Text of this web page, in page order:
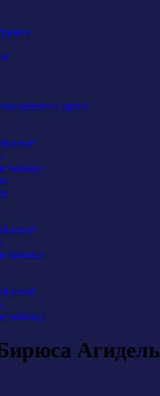
на арене
штаб
таблица
штаб
таблица
штаб
таблица
Агидель